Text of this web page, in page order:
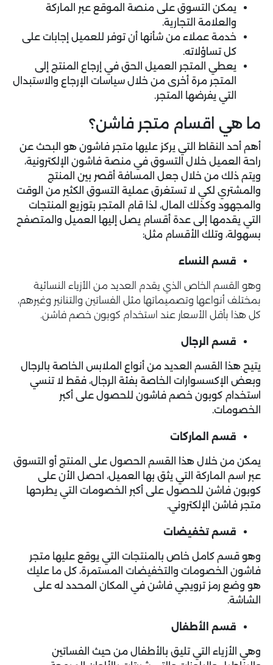
يمكن التسوق على منصة الموقع عبر الماركة
والعلامة التجارية.
خدمة عملاء من شأنها أن توفر للعميل إجابات على
كل تساؤلاته.
يعطي المتجر العميل الحق في إرجاع المنتج إلى
المتجر مرة أخرى من خلال سياسات الإرجاع والاستبدال
التي يفرضها المتجر.
ما هي اقسام متجر فاشن؟
أهم أحد النقاط التي يركز عليها متجر فاشون هو البحث عن
راحة العميل خلال التسوق في منصة فاشون الإلكترونية،
ويتم ذلك من خلال جعل المسافة أقصر بين المنتج
والمشتري لكي لا تستغرق عملية التسوق الكثير من الوقت
والمجهود وكذلك المال، لذا قام المتجر بتوزيع المنتجات
التي يقدمها إلى عدة أقسام يصل إليها العميل والمتصفح
بسهولة، وتلك الأقسام مثل:
قسم النساء
وهو القسم الخاص الذي يقدم العديد من الأزياء النسائية
بمختلف أنواعها وتصميماتها مثل الفساتين والتنانير وغيرهم،
كل هذا بأقل الأسعار عند استخدام كوبون خصم فاشن.
قسم الرجال
يتيح هذا القسم العديد من أنواع الملابس الخاصة بالرجال
وبعض الإكسسوارات الخاصة بفئة الرجال، فقط لا تنسي
استخدام كوبون خصم فاشون للحصول على أكبر
الخصومات.
قسم الماركات
يمكن من خلال هذا القسم الحصول على المنتج أو التسوق
عبر اسم الماركة التي يثق بها العميل، احصل الأن على
كوبون فاشن للحصول على أكبر الخصومات التي يطرحها
متجر فاشن الإلكتروني.
قسم تخفيضات
وهو قسم كامل خاص بالمنتجات التي يوقع عليها متجر
فاشون الخصومات والتخفيضات المستمرة، كل ما عليك
هو وضع رمز ترويجي فاشن في المكان المحدد له على
الشاشة.
قسم الأطفال
وهي الأزياء التي تليق بالأطفال من حيث الفساتين